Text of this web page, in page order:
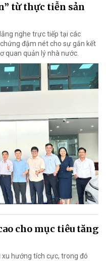
từ thực tiễn sản
nghe trực tiếp tại các
đậm nét cho sự gắn kết
quan quản lý nhà nước.
cho mục tiêu tăng
xu hướng tích cực, trong đó